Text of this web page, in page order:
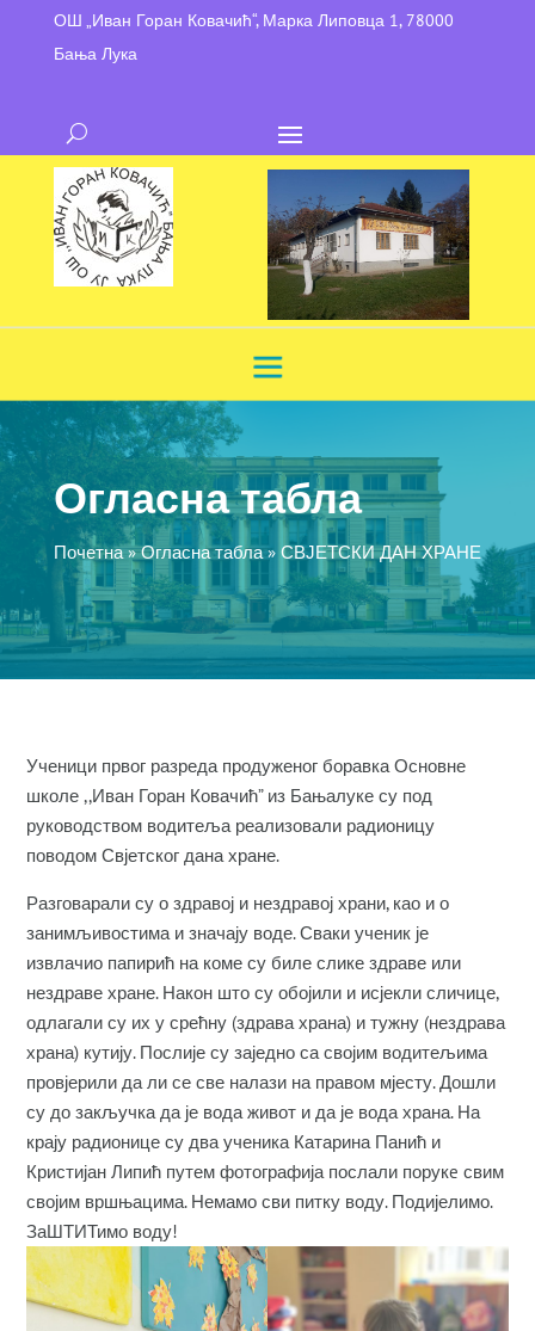
ОШ „Иван Горан Ковачић“, Марка Липовца 1, 78000
Бања Лука
Огласна табла
Почетна»Огласна табла» СВЈЕТСКИ ДАН ХРАНЕ
Ученици првог разреда продуженог боравка Основне
школе ,,Иван Горан Ковачић” из Бањалуке су под
руководством водитеља реализовали радионицу
поводом Свјетског дана хране.
Разговарали су о здравој и нездравој храни, као и о
занимљивостима и значају воде. Сваки ученик је
извлачио папирић на коме су биле слике здраве или
нездраве хране. Након што су обојили и исјекли сличице,
одлагали су их у срећну (здрава храна) и тужну (нездрава
храна) кутију. Послије су заједно са својим водитељима
провјерили да ли се све налази на правом мјесту. Дошли
су до закључка да је вода живот и да је вода храна. На
крају радионице су два ученика Катарина Панић и
Кристијан Липић путем фотографија послали порукe свим
својим вршњацима. Немамо сви питку воду. Подијелимо.
ЗаШТИТимо воду!